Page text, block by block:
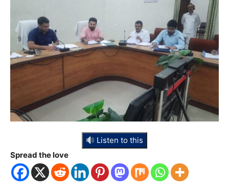
Listen to this
Spread the love